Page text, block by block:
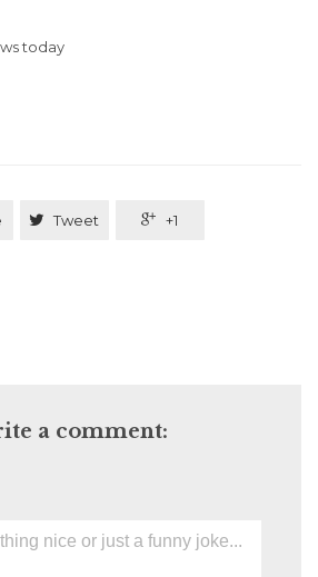
today
 Tweet  +1
a comment: